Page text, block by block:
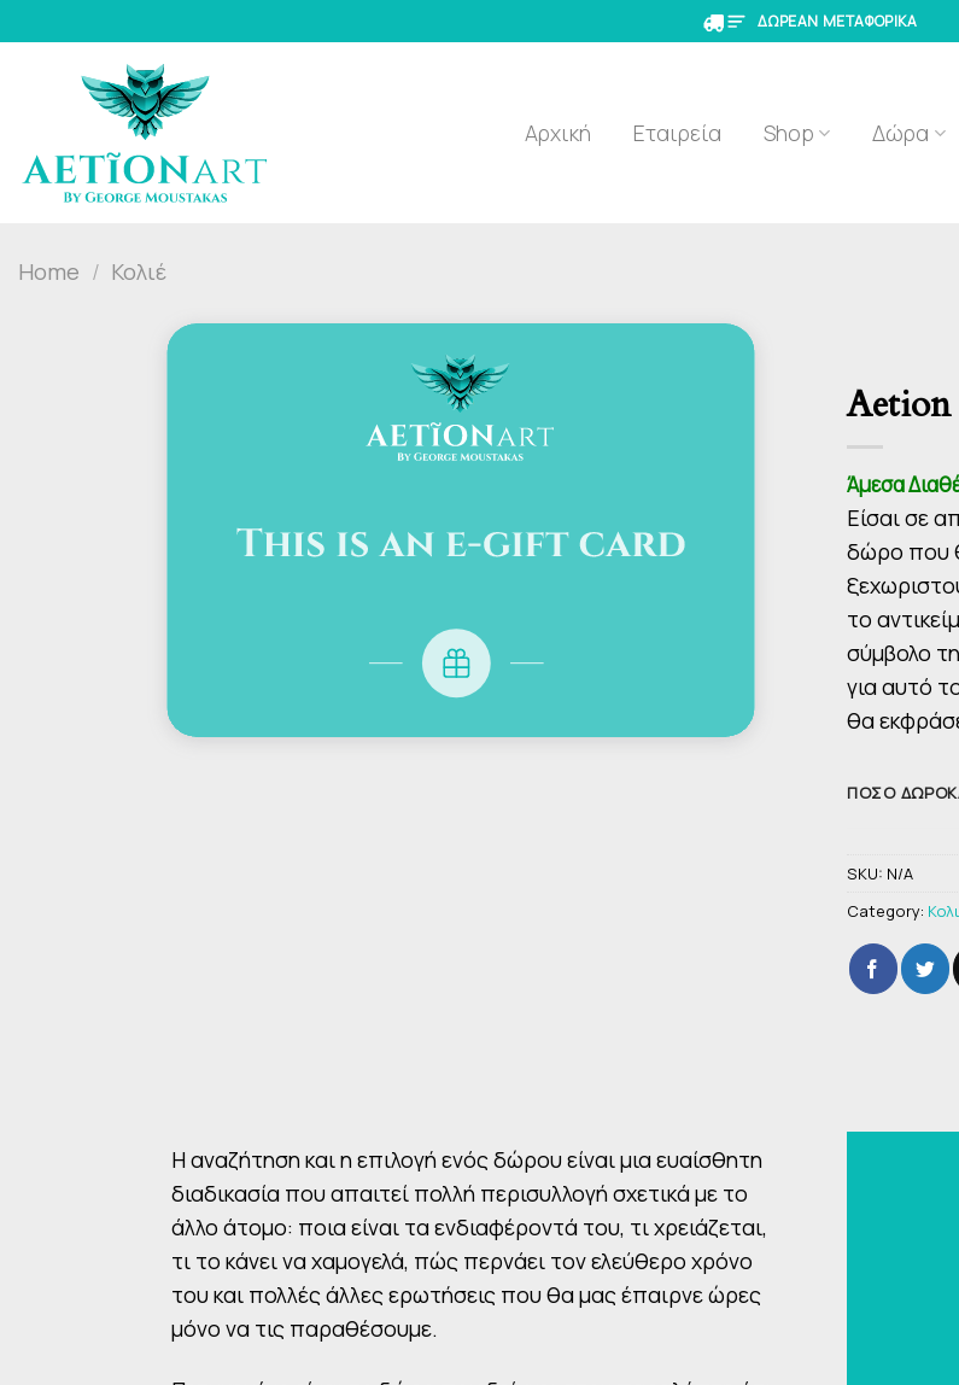
to
ΔΩΡΕΑΝ ΜΕΤΑΦΟΡΙΚΑ
Αρχική Εταιρεία Shop Δώρα
Home / Κολιέ
Άμεσα
Είσαι σε
δώρο που
το
σύμβολο
για αυτό
θα
ΠΟΣΌ
SKU: N/A
Category:
Η αναζήτηση και η επιλογή ενός δώρου είναι μια ευαίσθητη
διαδικασία που απαιτεί πολλή περισυλλογή σχετικά με το
άλλο άτομο: ποια είναι τα ενδιαφέροντά του, τι χρειάζεται,
τι το κάνει να χαμογελά, πώς περνάει τον ελεύθερο χρόνο
του και πολλές άλλες ερωτήσεις που θα μας έπαιρνε ώρες
μόνο να τις παραθέσουμε.